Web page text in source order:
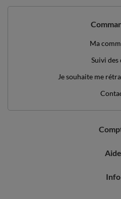
Ma
Suivi des
Je souhaite me
Aide
Info